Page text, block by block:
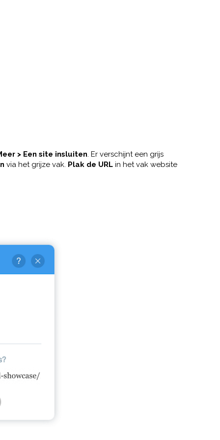
> Een site insluiten. Er verschijnt een grijs
via het grijze vak. Plak de URL in het vak website